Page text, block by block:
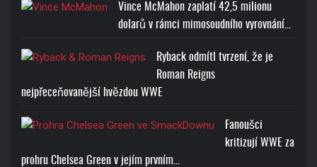
Vince McMahon zaplatí 42,5 milionu
dolarů v rámci mimosoudního vyrovnání…
Ryback odmítl tvrzení, že je
Roman Reigns
nejpřeceňovanější hvězdou WWE
Fanoušci
kritizují WWE za
prohru Chelsea Green v jejím prvním…